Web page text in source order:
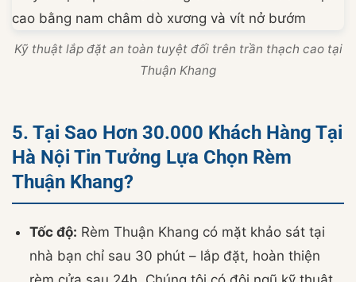
Kỹ thuật lắp đặt an toàn tuyệt đối trên trần thạch cao tại
Thuận Khang
5. Tại Sao Hơn 30.000 Khách Hàng Tại
Hà Nội Tin Tưởng Lựa Chọn Rèm
Thuận Khang?
Tốc độ: Rèm Thuận Khang có mặt khảo sát tại
nhà bạn chỉ sau 30 phút – lắp đặt, hoàn thiện